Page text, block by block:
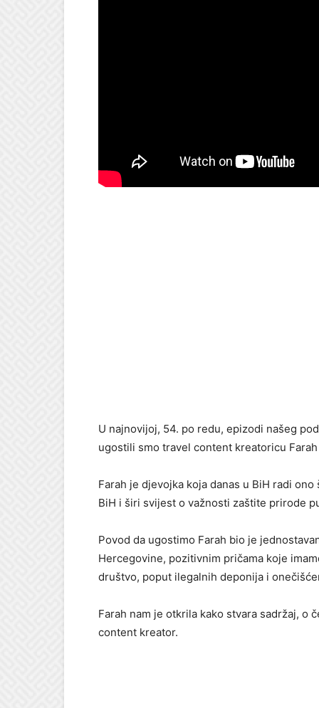
U najnovijoj, 54. po redu, epizodi našeg
ugostili smo travel content kreatoricu
Farah je djevojka koja danas u BiH radi
BiH i širi svijest o važnosti zaštite prirode
Povod da ugostimo Farah bio je
Hercegovine, pozitivnim pričama koje
društvo, poput ilegalnih deponija i
Farah nam je otkrila kako stvara sadržaj, o
content kreator.